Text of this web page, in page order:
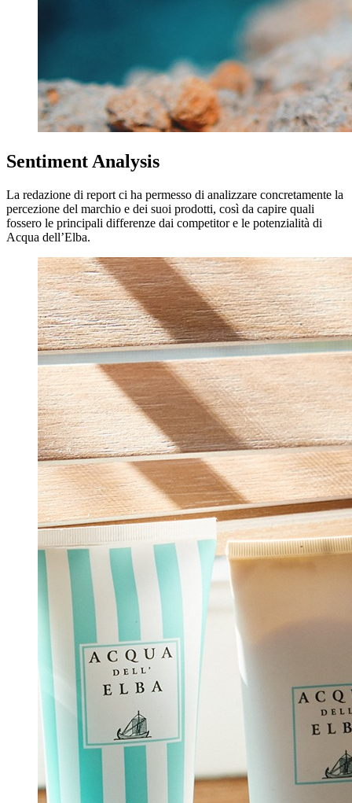
Sentiment Analysis
La redazione di report ci ha permesso di analizzare concretamente la
percezione del marchio e dei suoi prodotti, così da capire quali
fossero le principali differenze dai competitor e le potenzialità di
Acqua dell’Elba.